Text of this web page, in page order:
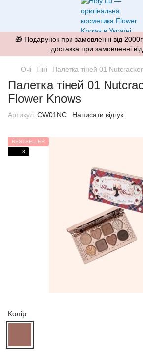
🎁 Подарунок при замовленні від
доставка при замовленні
Очі Тіні Палетка тіней 01
Палетка тіней 01
Flower Knows
Артикул: CW01NC Написати відгук
BESTSELLER
3
Колір